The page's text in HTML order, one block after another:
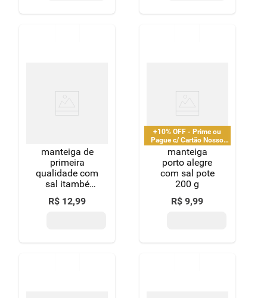
manteiga de
primeira
qualidade com
sal itambé
pote 200g
R$ 12,99
+10% OFF - Prime ou
Pague c/ Cartão Nosso
Pay
manteiga
porto alegre
com sal pote
200 g
R$ 9,99